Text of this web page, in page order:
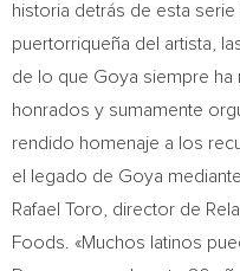
historia detrás de esta serie
puertorriqueña del artista,
de lo que Goya siempre
honrados y sumamente
rendido homenaje a los
el legado de Goya
Rafael Toro , director de
Foods. «Muchos latinos